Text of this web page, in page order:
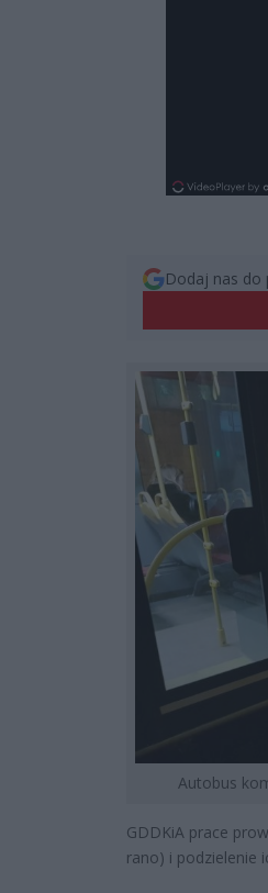
Dodaj nas do
Autobus
GDDKiA prace
rano) i podzielenie